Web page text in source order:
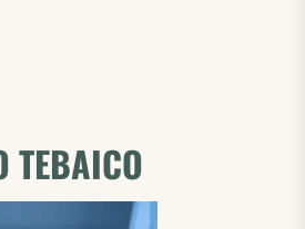
TEBAICO